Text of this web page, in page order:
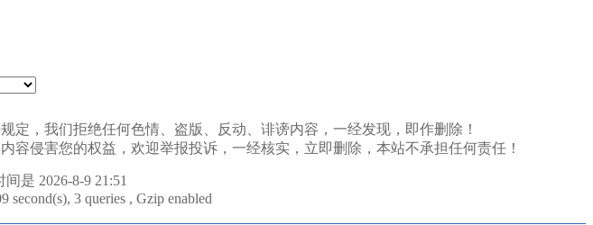
定，我们拒绝任何色情、盗版、反动、诽谤内容，一经发现，即作删除！
侵害您的权益，欢迎举报投诉，一经核实，立即删除，本站不承担任何责任！
是 2026-8-9 21:51
second(s), 3 queries , Gzip enabled